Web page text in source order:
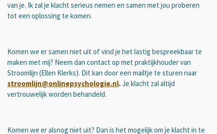
van je. Ik zal je klacht serieus nemen en samen met jou proberen
tot een oplossing te komen.
Komen we er samen niet uit of vind je het lastig bespreekbaar te
maken met mij? Neem dan contact op met praktijkhouder van
Stroomlijn (Ellen Klerks). Dit kan door een mailtje te sturen naar
stroomlijn@onlinepsychologie.nl.Je klacht zal altijd
vertrouwelijk worden behandeld.
Komen we er alsnog niet uit? Dan is het mogelijk om je klacht in te